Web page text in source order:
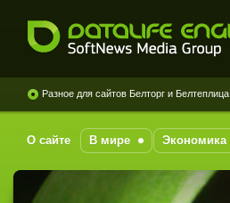
Media Group
Разное для сайтов Белторг и Белтеплица
О сайте В мире Экономика